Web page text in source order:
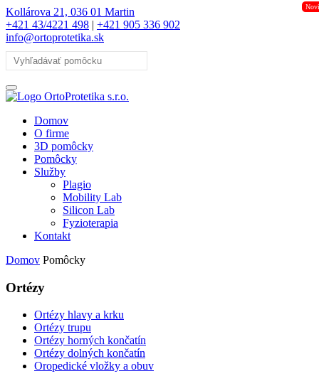
Kollárova 21, 036 01 Martin
+421 43/4221 498 | +421 905 336 902
info@ortoprotetika.sk
Domov
O firme
3D pomôcky
Pomôcky
Služby
Plagio
Mobility Lab
Silicon Lab
Fyzioterapia
Kontakt
Domov Pomôcky
Ortézy
Ortézy hlavy a krku
Ortézy trupu
Ortézy horných končatín
Ortézy dolných končatín
Oropedické vložky a obuv